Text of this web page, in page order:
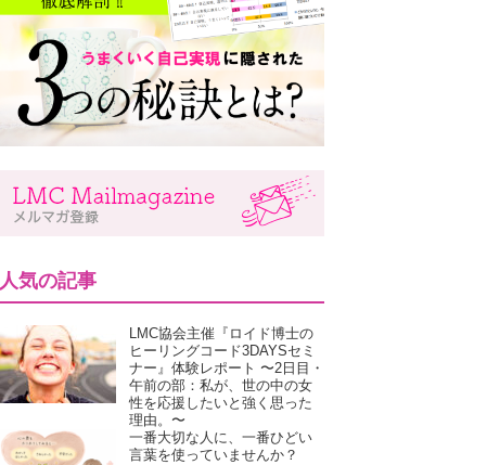
人気の記事
LMC協会主催『ロイド博士の
ヒーリングコード3DAYSセミ
ナー』体験レポート 〜2日目・
午前の部：私が、世の中の女
性を応援したいと強く思った
理由。〜
一番大切な人に、一番ひどい
言葉を使っていませんか？